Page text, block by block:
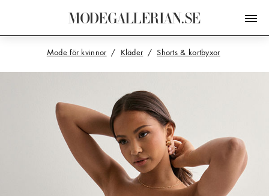
MODEGALLERIAN.SE
Mode för kvinnor Kläder Shorts & kortbyxor